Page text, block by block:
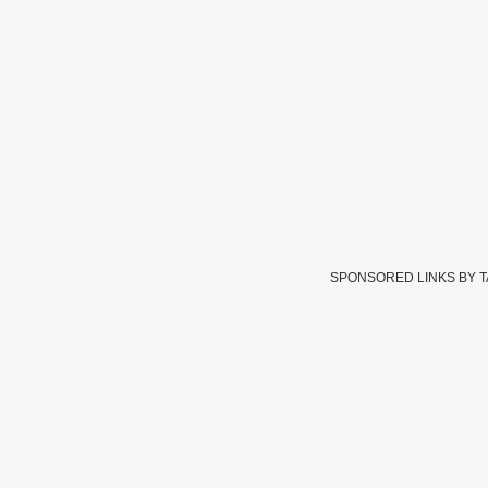
SPONSORED LINKS BY